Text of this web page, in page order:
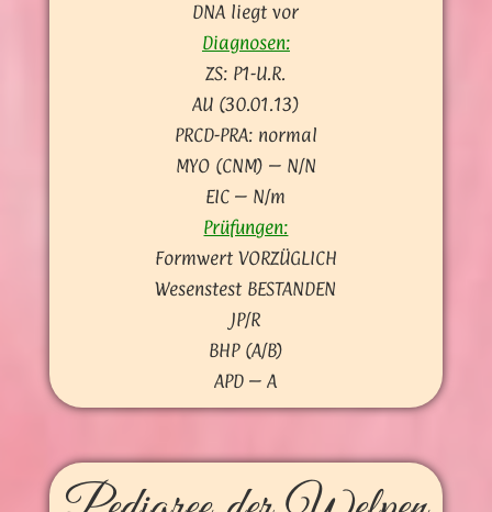
DNA liegt vor
Diagnosen:
ZS: P1-U.R.
AU (30.01.13)
PRCD-PRA: normal
MYO (CNM) – N/N
EIC – N/m
Prüfungen:
Formwert VORZÜGLICH
Wesenstest BESTANDEN
JP/R
BHP (A/B)
APD – A